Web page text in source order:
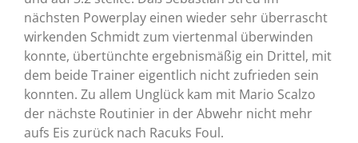
nächsten Powerplay einen wieder sehr überrascht
wirkenden Schmidt zum viertenmal überwinden
konnte, übertünchte ergebnismäßig ein Drittel, mit
dem beide Trainer eigentlich nicht zufrieden sein
konnten. Zu allem Unglück kam mit Mario Scalzo
der nächste Routinier in der Abwehr nicht mehr
aufs Eis zurück nach Racuks Foul.